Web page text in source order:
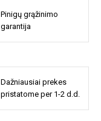
Pinigų grąžinimo
garantija
Dažniausiai prekes
pristatome per 1-2 d.d.